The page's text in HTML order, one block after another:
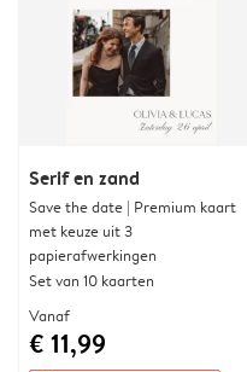
Serif en zand
Save the date | Premium kaart
met keuze uit 3
papierafwerkingen
Set van 10 kaarten
Vanaf
€ 11,99